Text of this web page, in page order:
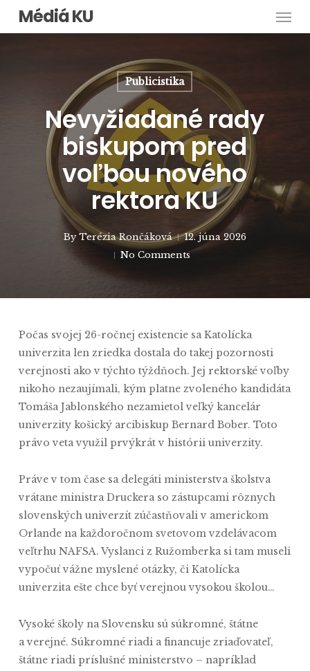
SkipMédiá KU
Publicistika
Nevyžiadané rady
biskupom pred
voľbou nového
rektora KU
By Terézia Rončáková
12. júna 2026
No Comments
Počas svojej 26-ročnej existencie sa Katolícka
univerzita len zriedka dostala do takej pozornosti
verejnosti ako v týchto týždňoch. Jej rektorské voľby
nikoho nezaujímali, kým platne zvoleného kandidáta
Tomáša Jablonského nezamietol veľký kancelár
univerzity košický arcibiskup Bernard Bober. Toto
právo veta využil prvýkrát v histórii univerzity.
Práve v tom čase sa delegáti ministerstva školstva
vrátane ministra Druckera so zástupcami rôznych
slovenských univerzít zúčastňovali v americkom
Orlande na každoročnom svetovom vzdelávacom
veľtrhu NAFSA. Vyslanci z Ružomberka si tam museli
vypočuť vážne myslené otázky, či Katolícka
univerzita ešte chce byť verejnou vysokou školou…
Vysoké školy na Slovensku sú súkromné, štátne
a verejné. Súkromné riadi a financuje zriaďovateľ,
štátne riadi príslušné ministerstvo – napríklad